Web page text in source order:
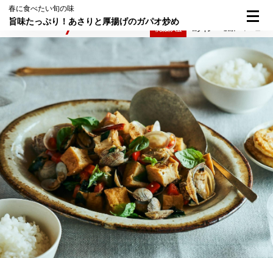
春に食べたい旬の味
旨味たっぷり！あさりと厚揚げのガパオ炒め